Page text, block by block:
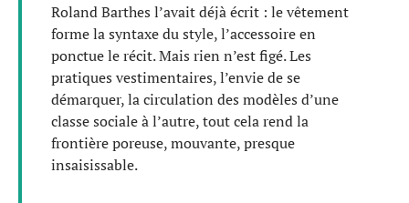
Roland Barthes l’avait déjà écrit : le vêtement
forme la syntaxe du style, l’accessoire en
ponctue le récit. Mais rien n’est figé. Les
pratiques vestimentaires, l’envie de se
démarquer, la circulation des modèles d’une
classe sociale à l’autre, tout cela rend la
frontière poreuse, mouvante, presque
insaisissable.